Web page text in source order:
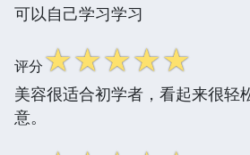
可以自己学习学习
评分☆☆☆☆☆
美容很适合初学者，看起来很轻
意。